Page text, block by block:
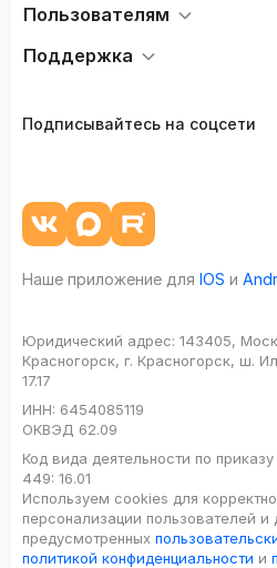
Пользователям
Поддержка
Подписывайтесь на соцсети
Наше приложение для IOS и
Юридический адрес: 143405,
Красногорск, г. Красногорск, ш.
17.17
ИНН: 6454085119
ОКВЭД 62.09
Код вида деятельности по
449: 16.01
Используем cookies для
персонализации пользователей и
предусмотренных
политикой конфиденциальности и